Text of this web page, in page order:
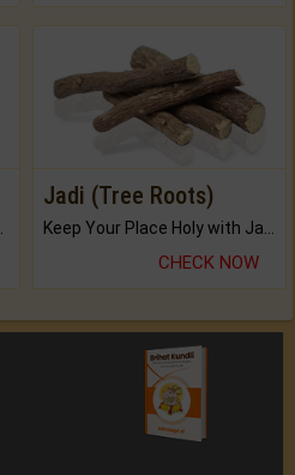
Jadi (Tree Roots)
CHECK NOW